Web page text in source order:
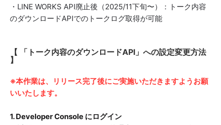
・LINE WORKS API廃止後（2025/11下旬〜）：トーク内容
のダウンロードAPIでのトークログ取得が可能
【 「トーク内容のダウンロードAPI」への設定変更方法
】
※本作業は、リリース完了後にご実施いただきますようお願
いいたします。
1. Developer Console にログイン